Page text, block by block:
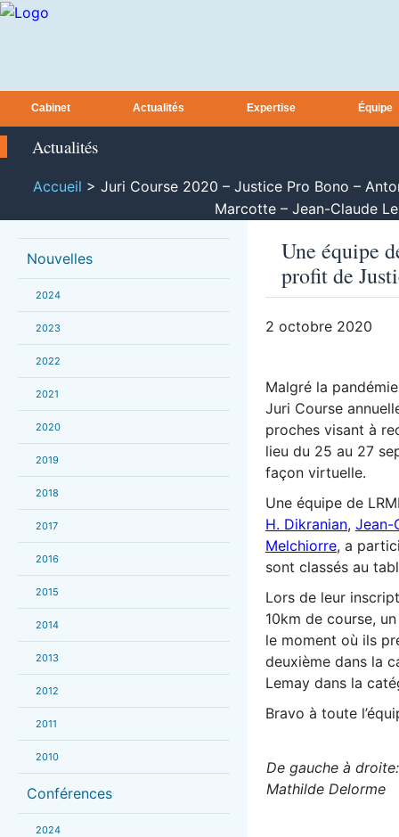
Cabinet Actualités Expertise Équipe
Actualités
Accueil > Juri Course 2020 – Justice Pro Bono –
Marcotte – Jean-Claude
Nouvelles
2024
2023
2022
2021
2020
2019
2018
2017
2016
2015
2014
2013
2012
2011
2010
Conférences
2024
Une équipe
profit de
2 octobre 2020
Malgré la
Juri Course
proches visant à
lieu du 25 au 27
façon virtuelle.
Une équipe de
H. Dikranian, Jean-
Melchiorre, a
sont classés au
Lors de leur
10km de course,
le moment où ils
deuxième dans la
Lemay dans la
Bravo à toute
De gauche à
Mathilde Delorme